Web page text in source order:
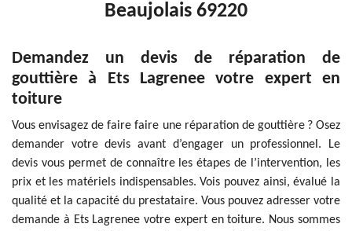
Beaujolais 69220
Demandez un devis de réparation de
gouttière à Ets Lagrenee votre expert en
toiture
Vous envisagez de faire faire une réparation de gouttière ? Osez
demander votre devis avant d’engager un professionnel. Le
devis vous permet de connaître les étapes de l’intervention, les
prix et les matériels indispensables. Vois pouvez ainsi, évalué la
qualité et la capacité du prestataire. Vous pouvez adresser votre
demande à Ets Lagrenee votre expert en toiture. Nous sommes